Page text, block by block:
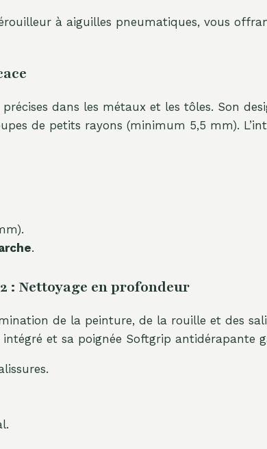
à aiguilles pneumatiques, vous
dans les métaux et les tôles. Son
de petits rayons (minimum 5,5 mm).
.
: Nettoyage en profondeur
de la peinture, de la rouille et des
et sa poignée Softgrip antidérapante